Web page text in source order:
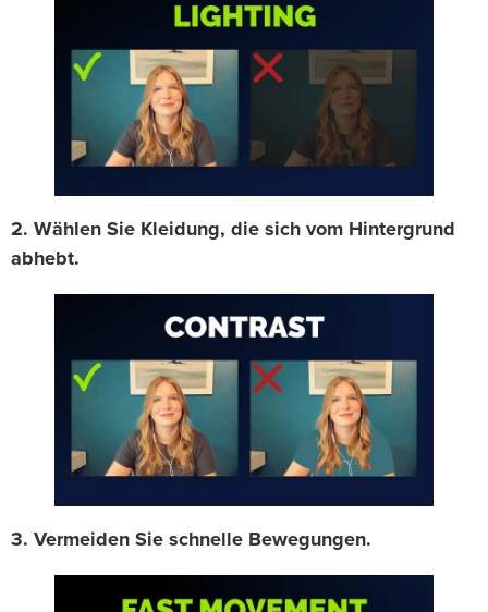
2. Wählen Sie Kleidung, die sich vom Hintergrund
abhebt.
3. Vermeiden Sie schnelle Bewegungen.